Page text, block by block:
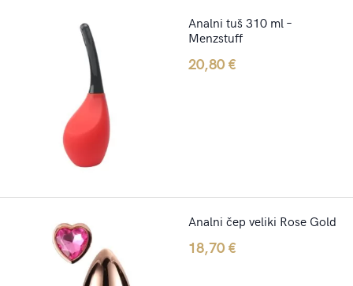
Analni tuš 310 ml –
Menzstuff
20,80€
Analni čep veliki Rose Gold
18,70€